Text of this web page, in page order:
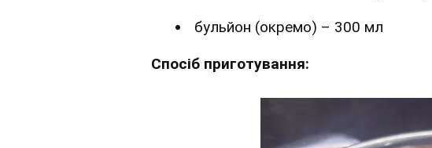
бульйон (окремо) – 300 мл
Спосіб приготування: